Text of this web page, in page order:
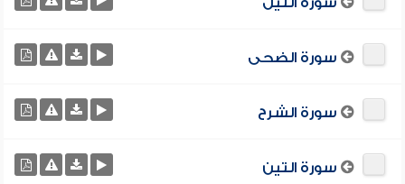
سورة الضحى
سورة الشرح
سورة التين